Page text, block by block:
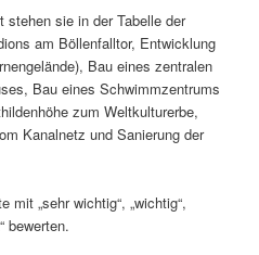
stehen sie in der Tabelle der
am Böllenfalltor, Entwicklung
Bau eines zentralen
Bau eines Schwimmzentrums
zum Weltkulturerbe,
Kanalnetz und Sanierung der
mit „sehr wichtig“, „wichtig“,
bewerten.